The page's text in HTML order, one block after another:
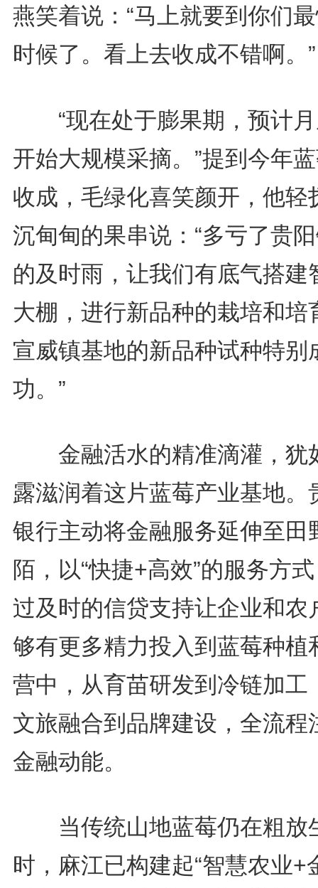
燕笑着说：“马上就要到你们
时候了。看上去收成不错啊。”
“现在处于膨果期，预计月
开始大规模采摘。”提到今年
收成，毛绿化喜笑颜开，他轻
沉甸甸的果串说：“多亏了贵
的及时雨，让我们有底气搭建
大棚，进行新品种的栽培和培
宣威镇基地的新品种试种特别
功。”
金融活水的精准滴灌，犹
露滋润着这片蓝莓产业基地。
银行主动将金融服务延伸至田
陌，以“快捷+高效”的服务方
过及时的信贷支持让企业和农
够有更多精力投入到蓝莓种植
营中，从育苗研发到冷链加工
文旅融合到品牌建设，全流程
金融动能。
当传统山地蓝莓仍在粗放
时，麻江已构建起“智慧农业+